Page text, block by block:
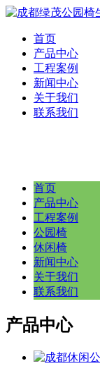
首页
产品中心
工程案例
新闻中心
关于我们
联系我们
首页
产品中心
工程案例
公园椅
休闲椅
新闻中心
关于我们
联系我们
产品中心